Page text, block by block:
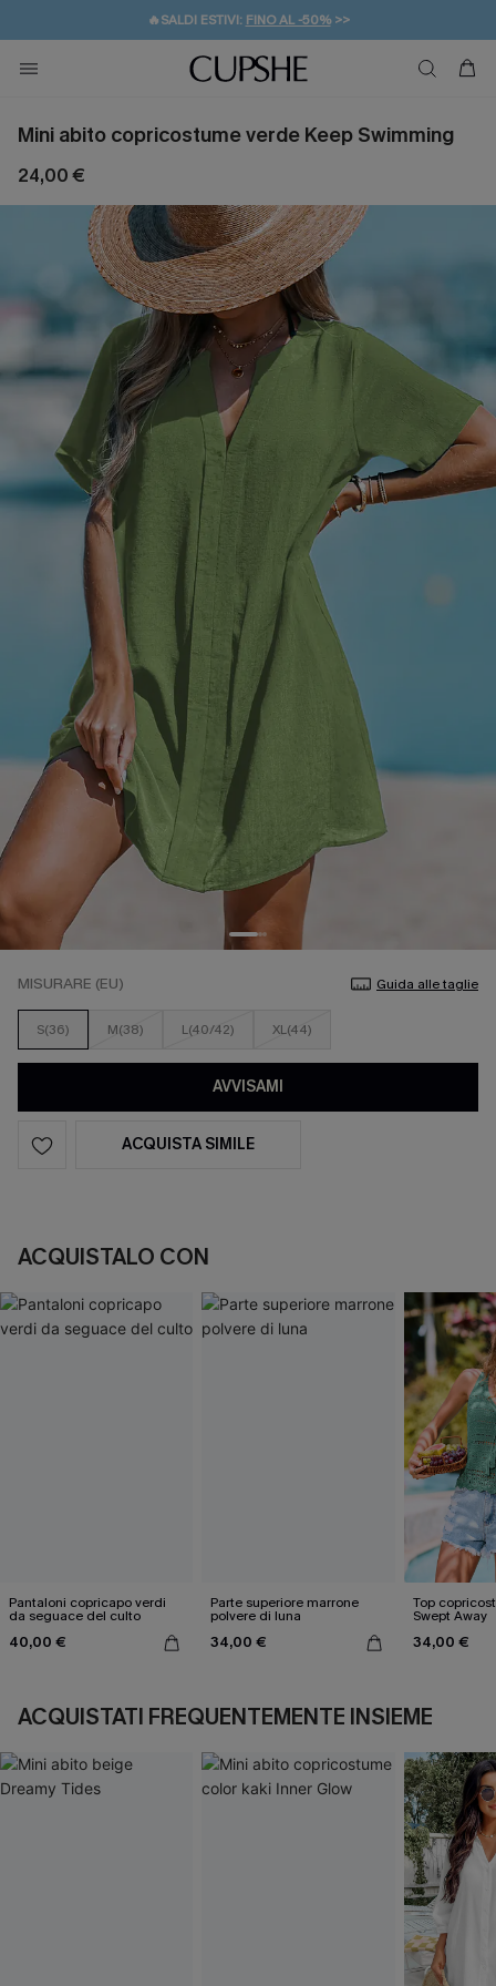
🔥SALDI ESTIVI: FINO AL -50%>>
🚚SPEDIZIONE GRATUITA DA 49€
💌REGALO PER I NUOVI: 20% DI SCONTO*
Mini abito copricostume verde Keep Swimming
24,00 €
MISURARE (EU) Guida alle taglie
S(36) M(38) L(40/42) XL(44)
AVVISAMI
ACQUISTA SIMILE
ACQUISTALO CON
Pantaloni copricapo verdi
da seguace del culto
40,00 €
Parte superiore marrone
polvere di luna
34,00 €
Top
Swept Away
34,00 €
ACQUISTATI FREQUENTEMENTE INSIEME